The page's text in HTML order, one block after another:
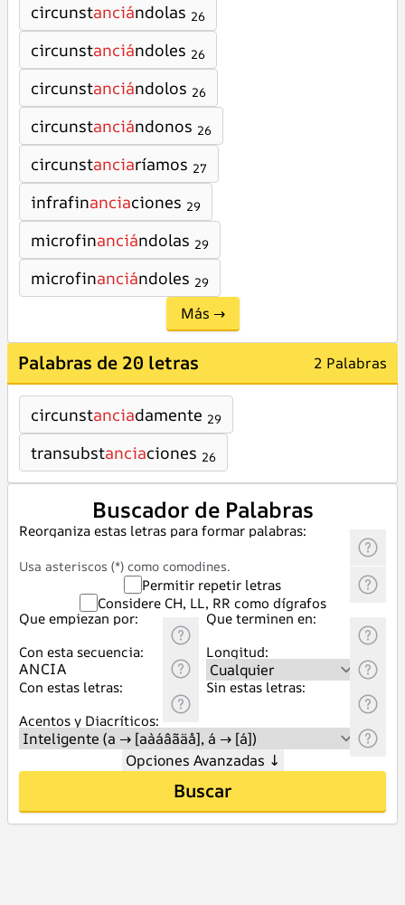
circunstanciándolas 26
circunstanciándoles 26
circunstanciándolos 26
circunstanciándonos 26
circunstanciaríamos 27
infrafinanciaciones 29
microfinanciándolas 29
microfinanciándoles 29
Más →
Palabras de 20 letras 2 Palabras
circunstanciadamente 29
transubstanciaciones 26
Buscador de Palabras
Reorganiza estas letras para formar palabras:
Usa asteriscos (*) como comodines.
Permitir repetir letras
Considere CH, LL, RR como dígrafos
Que empiezan por:
Que terminen en:
Con esta secuencia:
Longitud:
Con estas letras:
Sin estas letras:
Acentos y Diacríticos:
Opciones Avanzadas ↓
Buscar